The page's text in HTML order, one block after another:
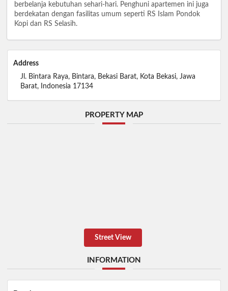
berbelanja kebutuhan sehari-hari. Penghuni apartemen ini juga
berdekatan dengan fasilitas umum seperti RS Islam Pondok
Kopi dan RS Selasih.
Address
Jl. Bintara Raya, Bintara, Bekasi Barat, Kota Bekasi, Jawa
Barat, Indonesia 17134
PROPERTY MAP
Street View
INFORMATION